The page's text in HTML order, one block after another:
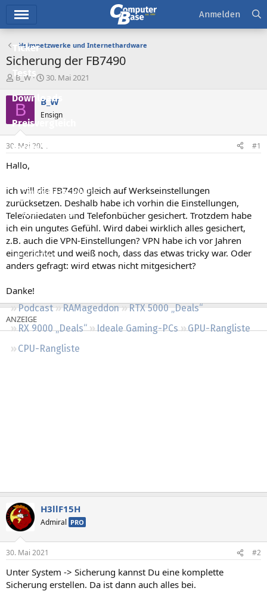
Ticker
Tests
Downloads
Preisvergleich
Forum
Aktuelles
Empfohlene Inhalte
Neue Beiträge
Neueste Aktivitäten
Leserartikel
Podcast RAMageddon
RTX 5000 „Deals“
RX 9000 „Deals“
Ideale Gaming-PCs
GPU-Rangliste
CPU-Rangliste
Anmelden
Heimnetzwerke und Internethardware
Sicherung der FB7490
E
s
e
e
r
B_W
E
s
t
e
t
30. Mai 2021
B B_W
Ensign
30. Mai 2021 #1
Hallo,
ich will die FB7490 gleich auf Werkseinstellungen
zurücksetzen. Deshalb habe ich vorhin die Einstellungen,
Telefoniedaten und Telefonbücher gesichert. Trotzdem habe
ich ein ungutes Gefühl. Wird dabei wirklich alles gesichert,
z.B. auch die VPN-Einstellungen? VPN habe ich vor Jahren
eingerichtet und weiß noch, dass das etwas tricky war. Oder
anders gefragt: wird etwas nicht mitgesichert?
Danke!
H3llF15H
Admiral PRO
30. Mai 2021 #2
Unter System -> Sicherung kannst Du eine komplette
Sicherung erstellen. Da ist dann auch alles bei.